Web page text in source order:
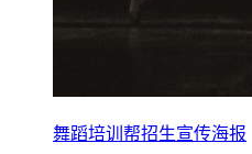
舞蹈培训帮招生宣传海报